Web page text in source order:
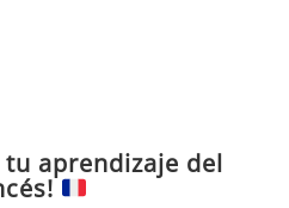
tu aprendizaje del